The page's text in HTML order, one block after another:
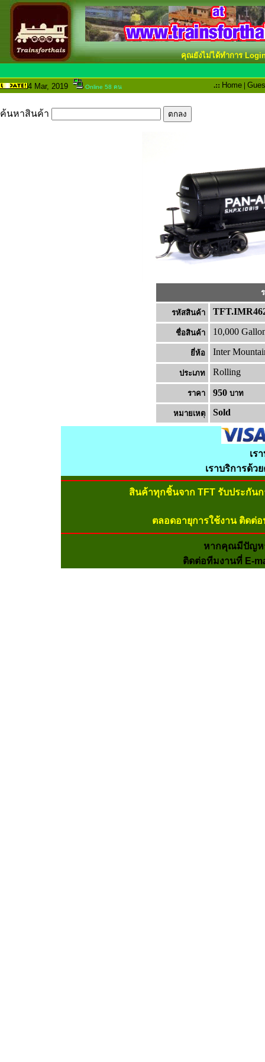
คุณยังไม่ได้ทำการ
4 Mar, 2019 Online 58 คน .:: Home |
ค้นหาสินค้า
รหัสสินค้า
ชื่อสินค้า 10,000
ยี่ห้อ Inter
ประเภท Rolling
ราคา 950 บาท
หมายเหต Sold
เร
เราบริการด้ว
สินค้าทุกชิ้นจาก TFT รับประกัน
ตลอดอายุการใช้งาน ติดต่
หากคุณมีปัญห
ติดต่อทีมงานที่ E-